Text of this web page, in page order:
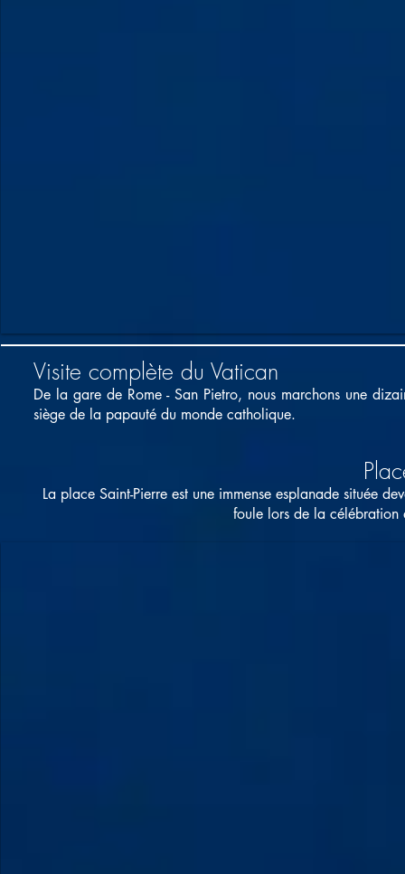
Visite complète du Vatican
De la gare de Rome - San Pietro, nous marchons une
siège de la papauté du monde catholique.
La place Saint-Pierre est une immense esplanade située
foule lors de la célébration